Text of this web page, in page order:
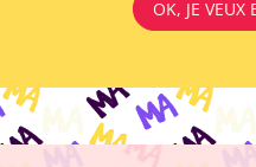
OK, JE VEUX